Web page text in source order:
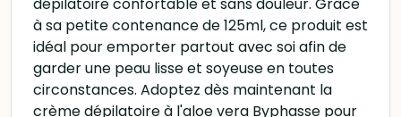
à sa petite contenance de 125ml, ce produit est
idéal pour emporter partout avec soi afin de
garder une peau lisse et soyeuse en toutes
circonstances. Adoptez dès maintenant la
crème dépilatoire à l'aloe vera Byphasse pour